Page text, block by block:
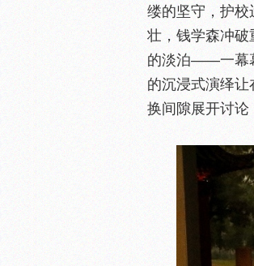
缕的坚守，护
壮，钱学森冲破
的淡泊——一幕
的沉浸式演绎
换间隙展开讨论